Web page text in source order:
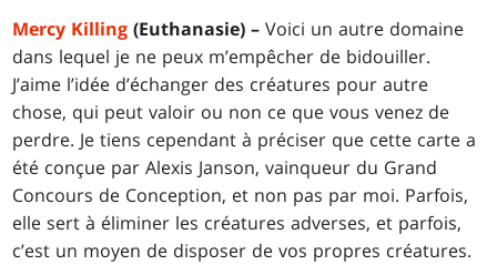
Mercy Killing (Euthanasie) – Voici un autre domaine
dans lequel je ne peux m’empêcher de bidouiller.
J’aime l’idée d’échanger des créatures pour autre
chose, qui peut valoir ou non ce que vous venez de
perdre. Je tiens cependant à préciser que cette carte a
été conçue par Alexis Janson, vainqueur du Grand
Concours de Conception, et non pas par moi. Parfois,
elle sert à éliminer les créatures adverses, et parfois,
c’est un moyen de disposer de vos propres créatures.